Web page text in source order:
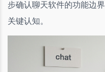
步确认聊天软件的功能边
关键认知。